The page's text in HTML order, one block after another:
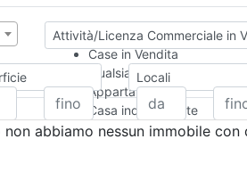
Attività/Licenza Commerciale in
Case in Vendita
Qualsiasi
Appartamento
Casa indipendente
Casa Semi-indipendente
Locali
abbiamo nessun immobile